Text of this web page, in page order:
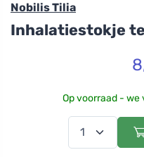
Nobilis Tilia
Inhalatiestokje
Op voorraad - we